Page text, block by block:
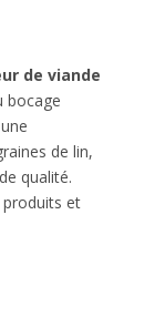
de viande
bocage
de lin,
qualité.
produits et